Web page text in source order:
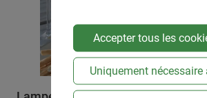
Accepter tous les
Uniquement nécessaire